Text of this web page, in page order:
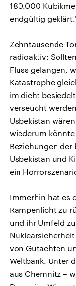
180.000
endgültig
Zehntausende
radioaktiv:
Fluss gelangen,
Katastrophe
im dicht
verseucht
Usbekistan
wiederum
Beziehungen der
Usbekistan und
ein
Immerhin hat es
Rampenlicht zu
und ihr Umfeld
von Gutachten
Weltbank. Unter
aus Chemnitz –